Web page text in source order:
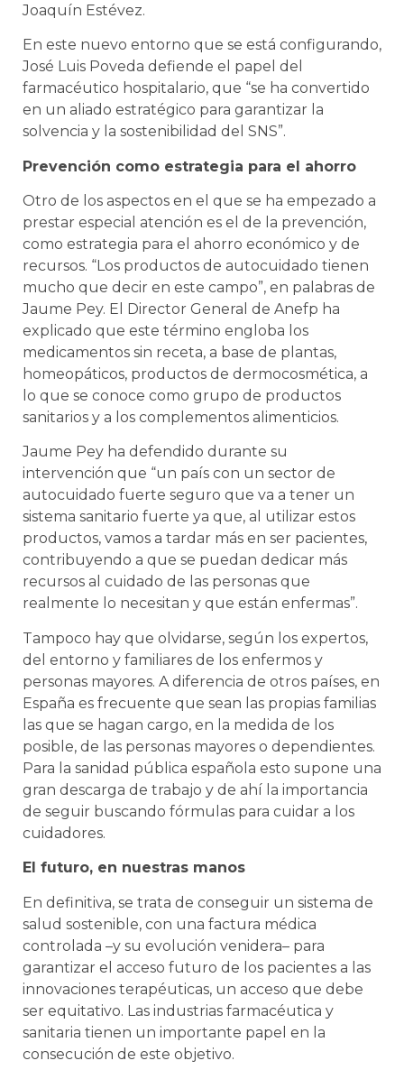
Joaquín Estévez.
En este nuevo entorno que se está configurando,
José Luis Poveda defiende el papel del
farmacéutico hospitalario, que “se ha convertido
en un aliado estratégico para garantizar la
solvencia y la sostenibilidad del SNS”.
Prevención como estrategia para el ahorro
Otro de los aspectos en el que se ha empezado a
prestar especial atención es el de la prevención,
como estrategia para el ahorro económico y de
recursos. “Los productos de autocuidado tienen
mucho que decir en este campo”, en palabras de
Jaume Pey. El Director General de Anefp ha
explicado que este término engloba los
medicamentos sin receta, a base de plantas,
homeopáticos, productos de dermocosmética, a
lo que se conoce como grupo de productos
sanitarios y a los complementos alimenticios.
Jaume Pey ha defendido durante su
intervención que “un país con un sector de
autocuidado fuerte seguro que va a tener un
sistema sanitario fuerte ya que, al utilizar estos
productos, vamos a tardar más en ser pacientes,
contribuyendo a que se puedan dedicar más
recursos al cuidado de las personas que
realmente lo necesitan y que están enfermas”.
Tampoco hay que olvidarse, según los expertos,
del entorno y familiares de los enfermos y
personas mayores. A diferencia de otros países, en
España es frecuente que sean las propias familias
las que se hagan cargo, en la medida de los
posible, de las personas mayores o dependientes.
Para la sanidad pública española esto supone una
gran descarga de trabajo y de ahí la importancia
de seguir buscando fórmulas para cuidar a los
cuidadores.
El futuro, en nuestras manos
En definitiva, se trata de conseguir un sistema de
salud sostenible, con una factura médica
controlada –y su evolución venidera– para
garantizar el acceso futuro de los pacientes a las
innovaciones terapéuticas, un acceso que debe
ser equitativo. Las industrias farmacéutica y
sanitaria tienen un importante papel en la
consecución de este objetivo.